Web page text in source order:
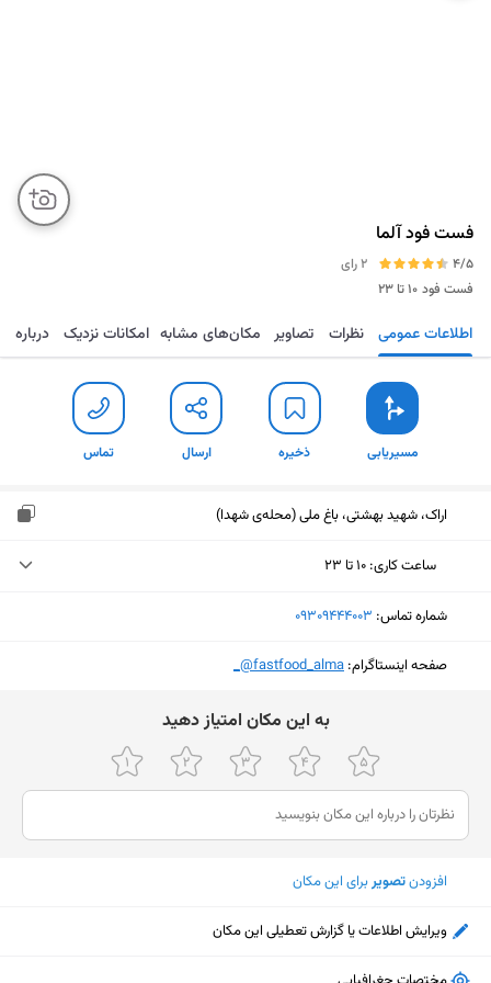
فست فود آلما
4/5
2 رای
فست فود ۱۰ تا ۲۳
مسیریابی ذخیره ارسال تماس اطلاعات عمومی نظرات تصاویر مکان‌های مشابه امکانات نزدیک درباره
مسیریابی ذخیره ارسال تماس
اراک، شهید بهشتی، باغ ملی (محله‌ی شهدا)
ساعت کاری: ۱۰ تا ۲۳
جمعه (امروز)
سه‌شنبه
۱۰ تا ۲۳
چهارشنبه
۱۰ تا ۲۳
پنجشنبه
شماره تماس: ‎09309444003
صفحه اینستاگرام: ‎@fastfood_alma_
ﺑﻪ اﯾﻦ ﻣﮑﺎن اﻣﺘﯿﺎز دﻫﯿﺪ
افزودنتصویربرای این مکان
ویرایش اطلاعات یا گزارش تعطیلی این مکان